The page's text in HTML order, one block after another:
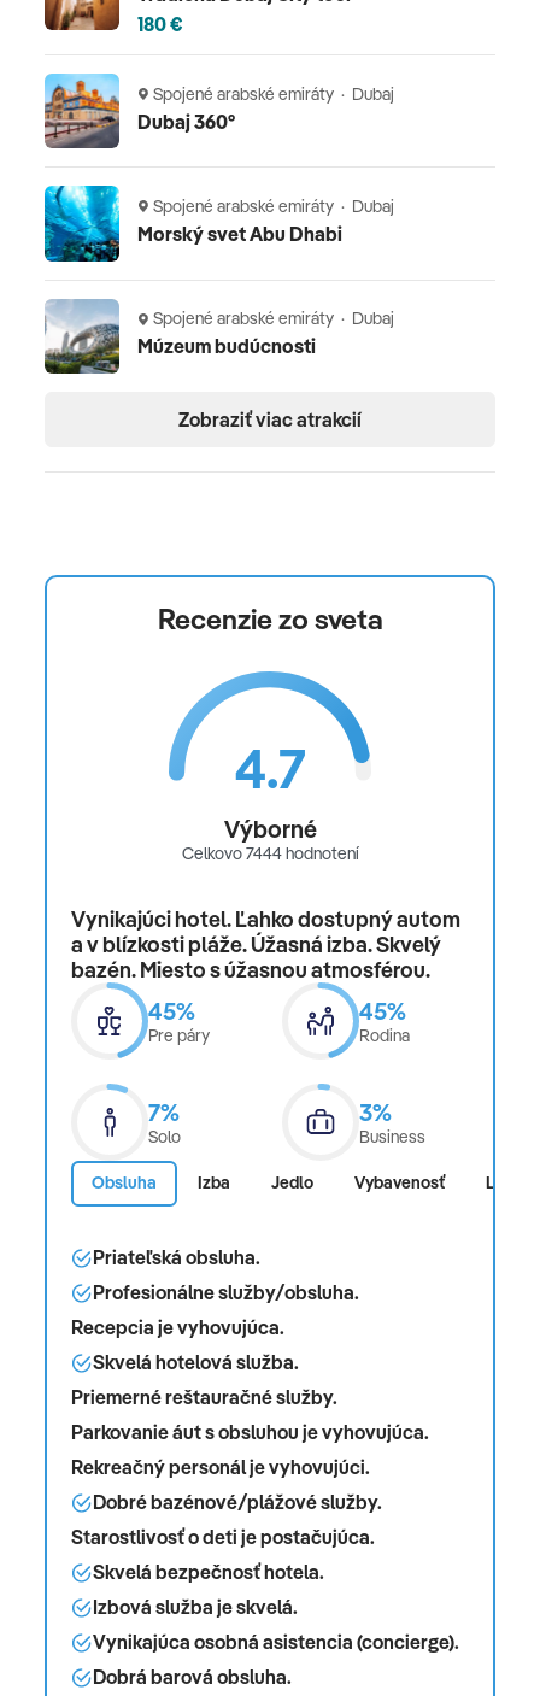
doplatok za izbu 1/1 • za izby vyšších kategórií •
fakultatívne aktivity a výlety • miestnu taxu (platba na
recepcii) • vratný depozit za izbu • cestovné poistenie
Oficiálne hodnotenie
*****
Poznámka
V hoteli sa platí na recepcii vratný depozit (povinná
kaucia) a to v hotovosti alebo blokáciou na kreditnej
karte. Cena letenky je kalkulovaná v základnej
ekonomickej triede.
180 €
Spojené arabské emiráty · Dubaj
Dubaj 360°
Spojené arabské emiráty · Dubaj
Morský svet Abu Dhabi
Spojené arabské emiráty · Dubaj
Múzeum budúcnosti
Zobraziť viac atrakcií
Recenzie zo sveta
4.7
Výborné
Celkovo 7444 hodnotení
Vynikajúci hotel. Ľahko dostupný autom
a v blízkosti pláže. Úžasná izba. Skvelý
bazén. Miesto s úžasnou atmosférou.
45%
Pre páry
45%
Rodina
7%
Solo
3%
Business
Obsluha Izba Jedlo Vybavenosť
Priateľská obsluha.
Profesionálne služby/obsluha.
Recepcia je vyhovujúca.
Skvelá hotelová služba.
Priemerné reštauračné služby.
Parkovanie áut s obsluhou je vyhovujúca.
Rekreačný personál je vyhovujúci.
Dobré bazénové/plážové služby.
Starostlivosť o deti je postačujúca.
Skvelá bezpečnosť hotela.
Izbová služba je skvelá.
Vynikajúca osobná asistencia (concierge).
Dobrá barová obsluha.